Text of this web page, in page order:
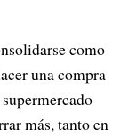
como
una compra
más, tanto en